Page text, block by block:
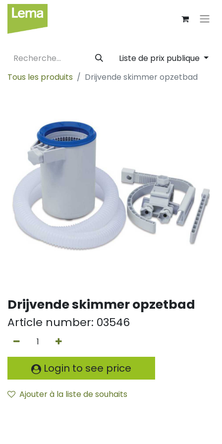
Liste de prix publique
Tous les produits
Drijvende skimmer opzetbad
Drijvende skimmer opzetbad
Article number: 03546
Login to see price
Ajouter à la liste de souhaits